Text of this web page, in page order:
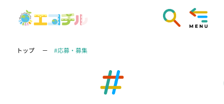
トップ #応募・募集